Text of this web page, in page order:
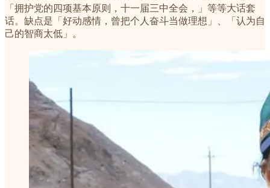
「拥护党的四项基本原则，十一届三中全会，」等等大话套
话。缺点是「好动感情，曾把个人奋斗当做理想」、「认为自
己的智商太低」。